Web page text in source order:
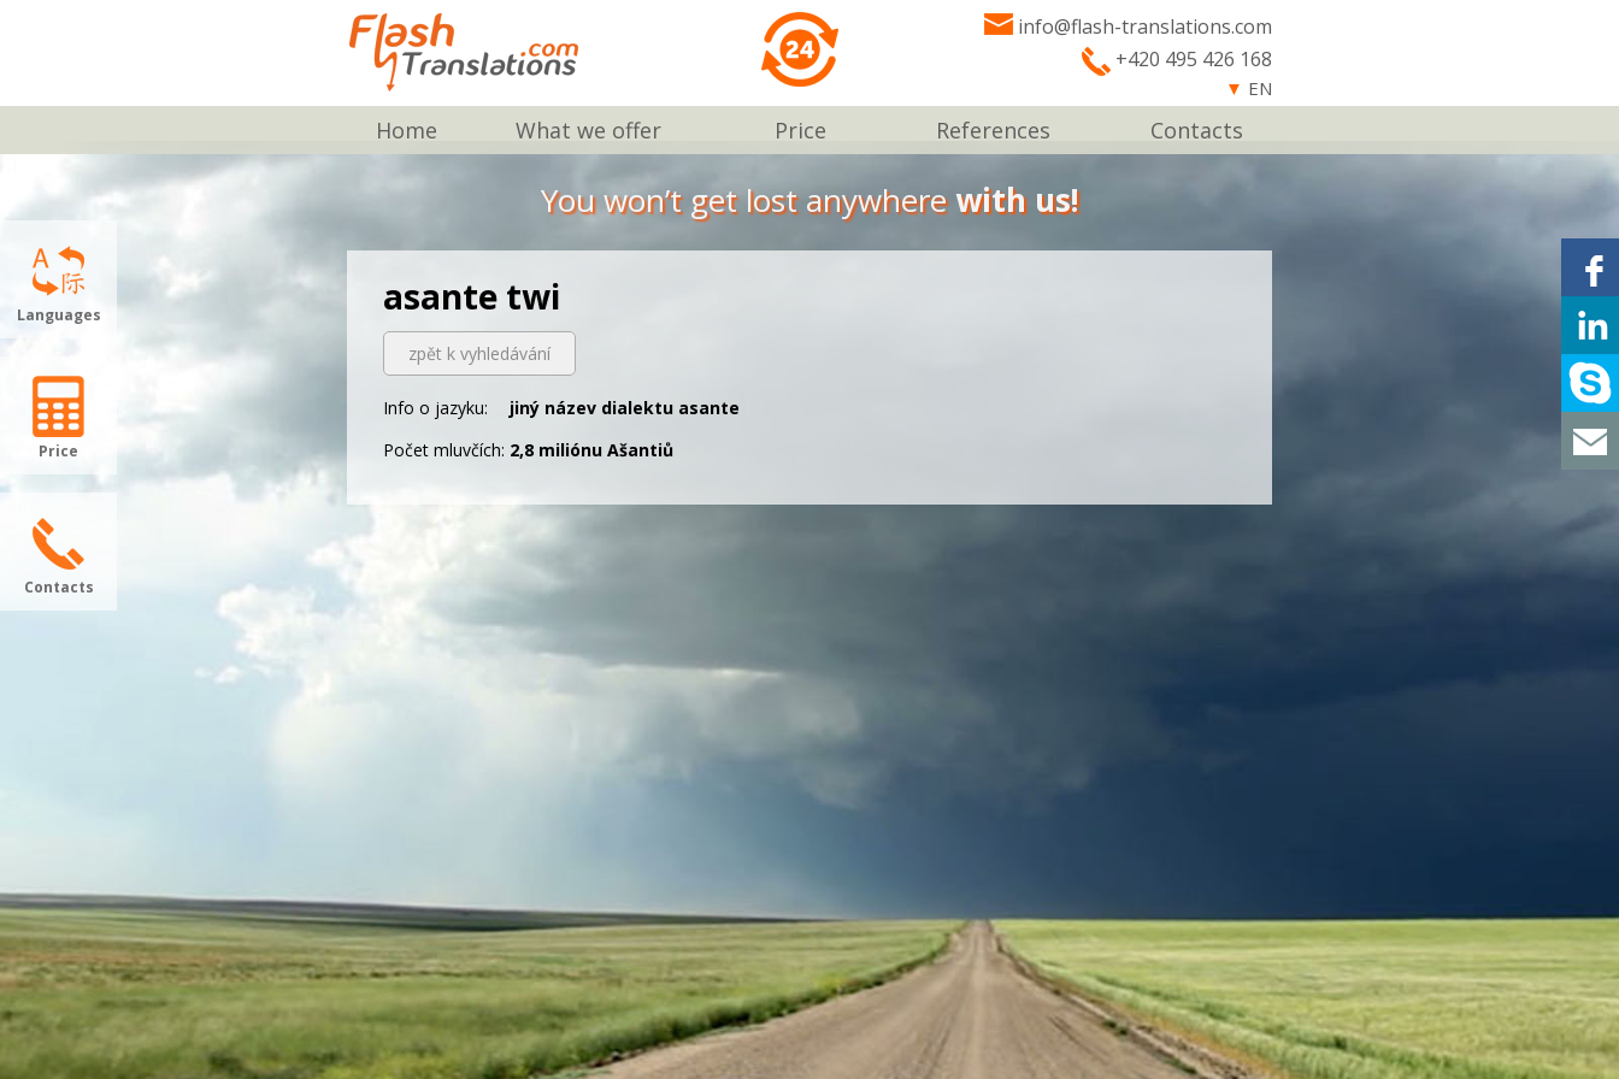
info@flash-translations.com
+420 495 426 168
▼ EN
Home What we offer Price References Contacts
Languages
Price
Contacts
You won’t get lost anywhere with us!
asante twi
zpět k vyhledávání
Info o jazyku:
jiný název dialektu asante
Počet mluvčích: 2,8 miliónu Ašantiů